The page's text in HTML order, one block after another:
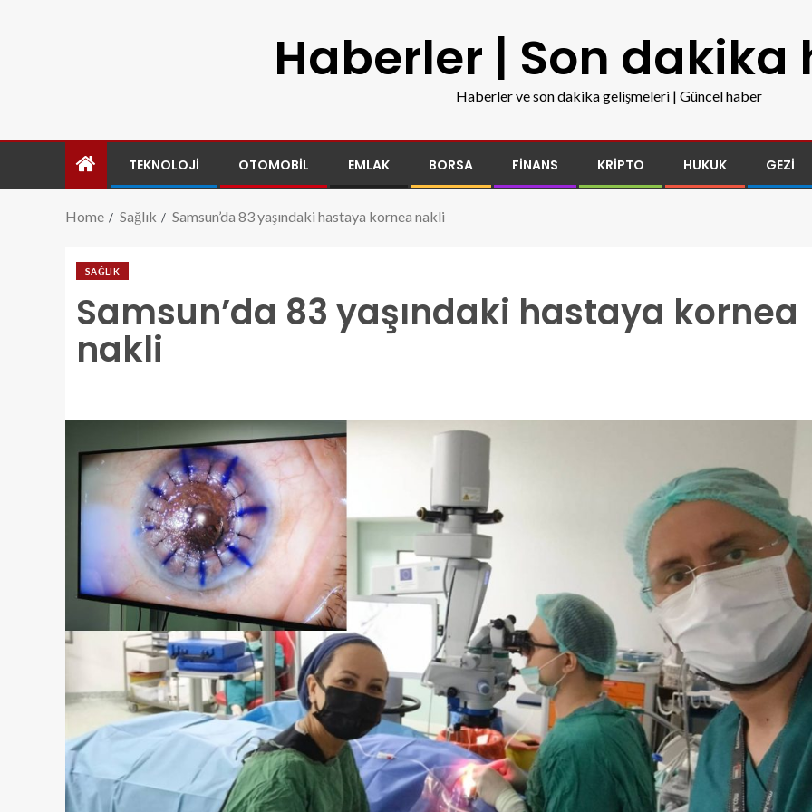
Haberler | Son dakika
Haberler ve son dakika gelişmeleri | Güncel haber
TEKNOLOJI OTOMOBIL EMLAK BORSA FINANS KRIPTO HUKUK GEZI
Home Sağlık Samsun’da 83 yaşındaki hastaya kornea nakli
SAĞLIK
Samsun’da 83 yaşındaki hastaya kornea
nakli